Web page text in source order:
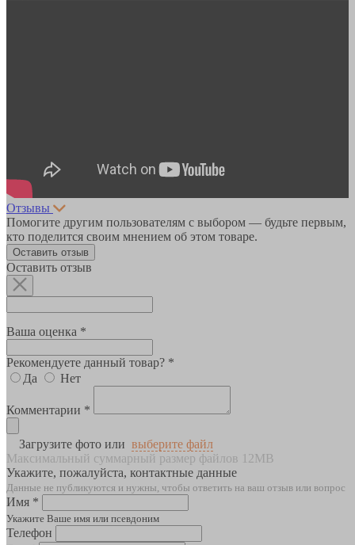
Отзывы
Помогите другим пользователям с выбором — будьте первым,
кто поделится своим мнением об этом товаре.
Оставить отзыв
Оставить отзыв
Ваша оценка *
Рекомендуете данный товар? *
Да
Нет
Комментарии *
Загрузите фото или выберите файл
Максимальный суммарный размер файлов 12MB
Укажите, пожалуйста, контактные данные
Данные не публикуются и нужны, чтобы ответить на ваш отзыв или вопрос
Имя *
Укажите Ваше имя или псевдоним
Телефон